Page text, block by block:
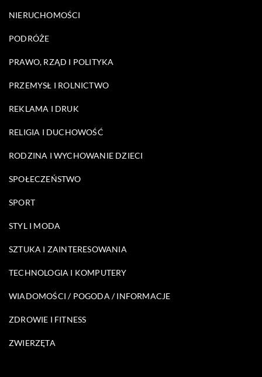
NIERUCHOMOŚCI
PODRÓŻE
PRAWO, RZĄD I POLITYKA
PRZEMYSŁ I ROLNICTWO
REKLAMA I DRUK
RELIGIA I DUCHOWOŚĆ
RODZINA I WYCHOWANIE DZIECI
SPOŁECZEŃSTWO
SPORT
STYL I MODA
SZTUKA I ZAINTERESOWANIA
TECHNOLOGIA I KOMPUTERY
WIADOMOŚCI / POGODA / INFORMACJE
ZDROWIE I FITNESS
ZWIERZĘTA